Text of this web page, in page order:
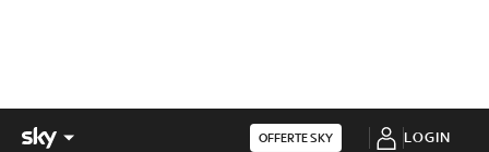
OFFERTE SKY LOGIN